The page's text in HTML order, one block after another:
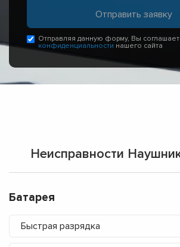
Отправляя данную форму, Вы
конфиденциальности нашего сайта
Неисправности
Батарея
Быстрая разрядка